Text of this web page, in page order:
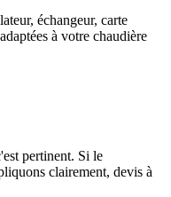
échangeur, carte
à votre chaudière
pertinent. Si le
clairement, devis à